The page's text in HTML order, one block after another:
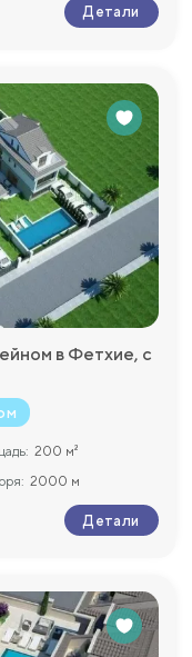
Детали
в Фетхие, с
200 м²
2000 м
Детали